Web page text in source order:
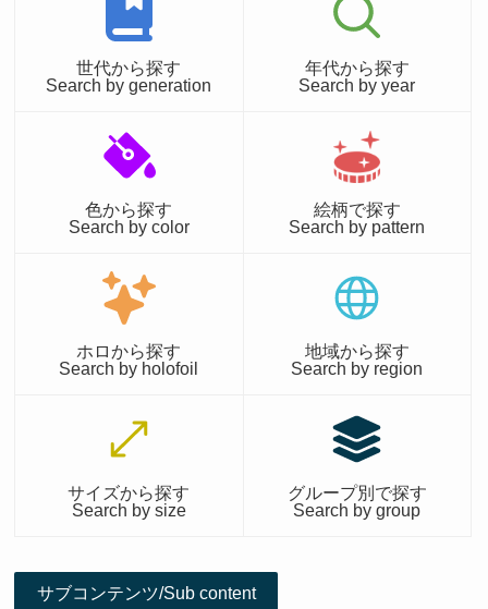
世代から探す
Search by generation
年代から探す
Search by year
色から探す
Search by color
絵柄で探す
Search by pattern
ホロから探す
Search by holofoil
地域から探す
Search by region
サイズから探す
Search by size
グループ別で探す
Search by group
サブコンテンツ/Sub content